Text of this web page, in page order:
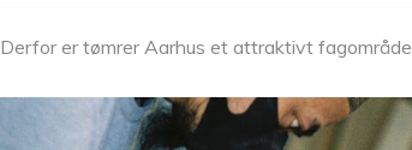
Derfor er tømrer Aarhus et attraktivt fagområde